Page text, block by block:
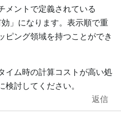
メントで定義されている
効」になります。表示順で重
ピング領域を持つことができ
イム時の計算コストが高い処
検討してください。
返信